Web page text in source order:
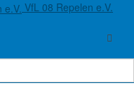
VfL 08 Repelen e.V.